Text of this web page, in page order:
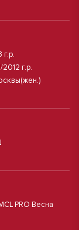
г.р.
г.р.
PRO Весна